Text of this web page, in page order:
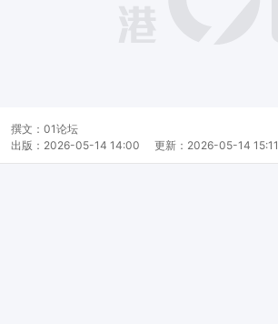
撰文： 01论坛
出版： 2026-05-14 14:00 更新： 2026-05-14 15:11